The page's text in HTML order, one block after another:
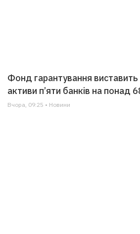
Фонд гарантування
активи п’яти банків на понад
Вчора, 09:25 • Новини